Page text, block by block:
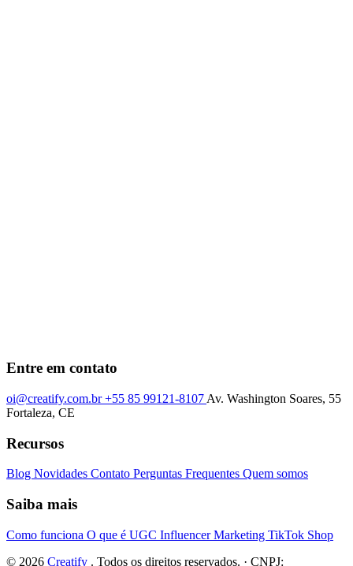
Entre em contato
oi@creatify.com.br+55 85 99121-8107 Av. Washington Soares, 55
Fortaleza, CE
Recursos
Blog Novidades Contato Perguntas Frequentes Quem somos
Saiba mais
Como funciona O que é UGC Influencer Marketing TikTok Shop
© 2026 Creatify . Todos os direitos reservados. · CNPJ: